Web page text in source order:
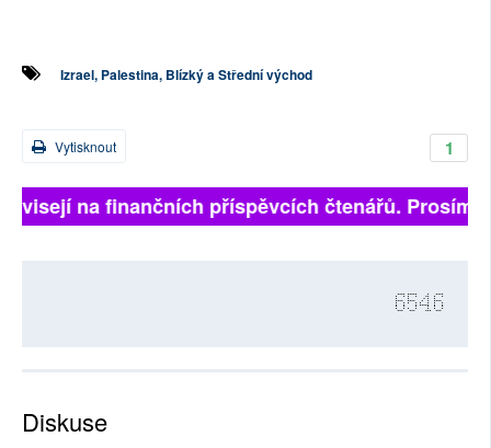
Izrael, Palestina, Blízký a Střední východ
1
Vytisknout
na finančních příspěvcích čtenářů. Prosíme,
6546
Diskuse